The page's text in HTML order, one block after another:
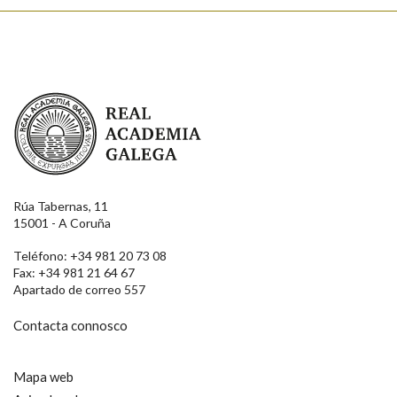
Real Academia Galega
Rúa Tabernas, 11
15001 - A Coruña
Teléfono: +34 981 20 73 08
Fax: +34 981 21 64 67
Apartado de correo 557
Contacta connosco
Mapa web